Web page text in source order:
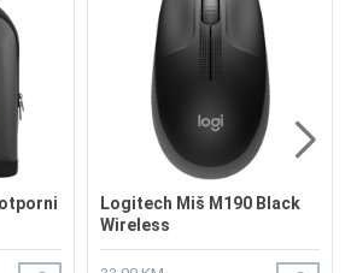
Logitech Miš M190 Black
Wireless